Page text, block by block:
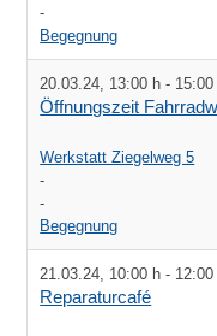
-
Begegnung
20.03.24 13:00 h - 15:00
Öffnungszeit
Werkstatt Ziegelweg 5
-
-
Begegnung
21.03.24 10:00 h - 12:00
Reparaturcafé